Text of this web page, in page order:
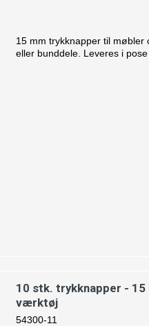
15 mm trykknapper til
eller bunddele. Leveres i
10 stk. trykknapper -
værktøj
54300-11